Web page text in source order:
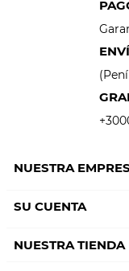
NUESTRA
SU CUENTA
NUESTRA TIENDA